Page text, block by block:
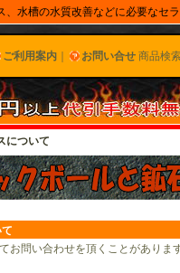
水槽の水質改善などに必要なセラ
ご利用案内 お問い合せ 商品検
について
問い合わせを頂くことがあります